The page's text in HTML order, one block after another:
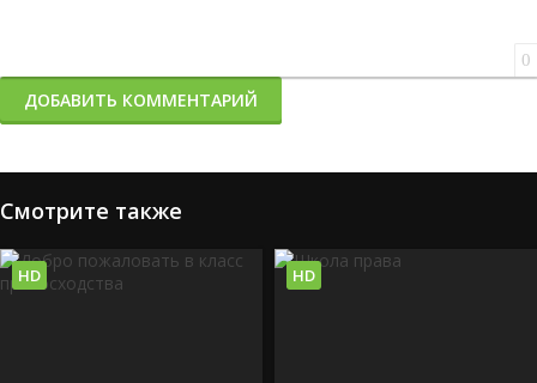
0
ДОБАВИТЬ КОММЕНТАРИЙ
Смотрите также
HD HD